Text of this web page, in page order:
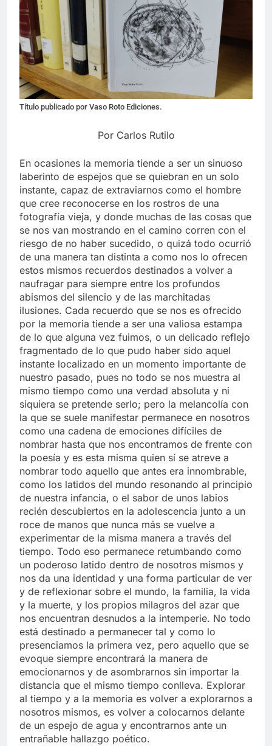
Título publicado por Vaso Roto Ediciones.
Por Carlos Rutilo
En ocasiones la memoria tiende a ser un sinuoso
laberinto de espejos que se quiebran en un solo
instante, capaz de extraviarnos como el hombre
que cree reconocerse en los rostros de una
fotografía vieja, y donde muchas de las cosas que
se nos van mostrando en el camino corren con el
riesgo de no haber sucedido, o quizá todo ocurrió
de una manera tan distinta a como nos lo ofrecen
estos mismos recuerdos destinados a volver a
naufragar para siempre entre los profundos
abismos del silencio y de las marchitadas
ilusiones. Cada recuerdo que se nos es ofrecido
por la memoria tiende a ser una valiosa estampa
de lo que alguna vez fuimos, o un delicado reflejo
fragmentado de lo que pudo haber sido aquel
instante localizado en un momento importante de
nuestro pasado, pues no todo se nos muestra al
mismo tiempo como una verdad absoluta y ni
siquiera se pretende serlo; pero la melancolía con
la que se suele manifestar permanece en nosotros
como una cadena de emociones difíciles de
nombrar hasta que nos encontramos de frente con
la poesía y es esta misma quien sí se atreve a
nombrar todo aquello que antes era innombrable,
como los latidos del mundo resonando al principio
de nuestra infancia, o el sabor de unos labios
recién descubiertos en la adolescencia junto a un
roce de manos que nunca más se vuelve a
experimentar de la misma manera a través del
tiempo. Todo eso permanece retumbando como
un poderoso latido dentro de nosotros mismos y
nos da una identidad y una forma particular de ver
y de reflexionar sobre el mundo, la familia, la vida
y la muerte, y los propios milagros del azar que
nos encuentran desnudos a la intemperie. No todo
está destinado a permanecer tal y como lo
presenciamos la primera vez, pero aquello que se
evoque siempre encontrará la manera de
emocionarnos y de asombrarnos sin importar la
distancia que el mismo tiempo conlleva. Explorar
al tiempo y a la memoria es volver a explorarnos a
nosotros mismos, es volver a colocarnos delante
de un espejo de agua y encontrarnos ante un
entrañable hallazgo poético.